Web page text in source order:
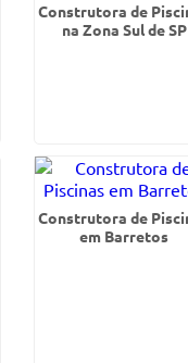
Construtora de
na Zona Sul de SP
Construtora de
em Barretos